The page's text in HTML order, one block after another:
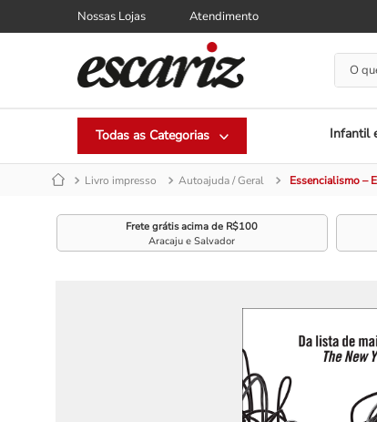
Nossas Lojas Atendimento
O que
Infantil
Livro impresso Autoajuda / Geral Essencialismo –
Frete grátis acima de R$100
Aracaju e Salvador